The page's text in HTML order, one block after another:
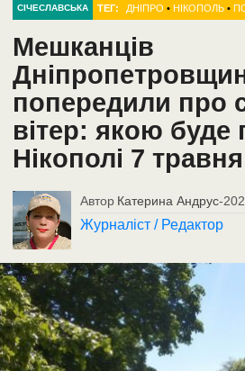
СІЧЕСЛАВСЬКА ТЕГ: ДНІПРО •НІКОПОЛЬ •
Мешканців
попередили про
вітер: якою буде
Нікополі 7 травня
Автор Катерина Андрус-
Журналіст / Редактор